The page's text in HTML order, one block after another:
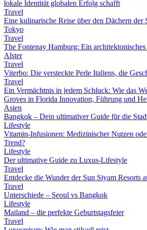
lokale Identität globalen Erfolg schafft
Travel
Eine kulinarische Reise über den Dächern der
Tokyo
Travel
The Fontenay Hamburg: Ein
Alster
Travel
Viterbo: Die versteckte Perle Italiens, die
Travel
Ein Vermächtnis in jedem Schluck: Wie das
Groves in Florida Innovation, Führung und
Asien
Bangkok – Dein ultimativer Guide für die
Lifestyle
Vitamin-Infusionen: Medizinischer Nutzen
Trend?
Lifestyle
Der ultimative Guide zu Luxus-Lifestyle
Travel
Entdecke die Wunder der Sun Siyam Resorts
Travel
Unterschiede – Seoul vs Bangkok
Lifestyle
Mailand – die perfekte Geburtstagsfeier
Travel